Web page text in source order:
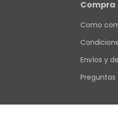
Compra
Como
Envíos y